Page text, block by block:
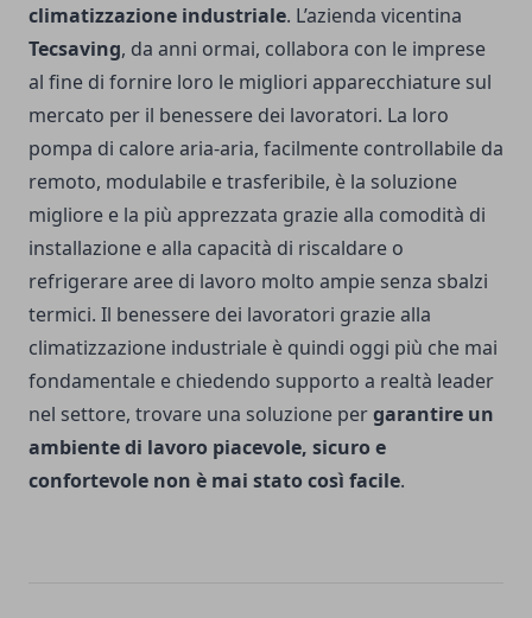
climatizzazione industriale. L’azienda vicentina
Tecsaving, da anni ormai, collabora con le imprese
al fine di fornire loro le migliori apparecchiature sul
mercato per il benessere dei lavoratori. La loro
pompa di calore aria-aria, facilmente controllabile da
remoto, modulabile e trasferibile, è la soluzione
migliore e la più apprezzata grazie alla comodità di
installazione e alla capacità di riscaldare o
refrigerare aree di lavoro molto ampie senza sbalzi
termici. Il benessere dei lavoratori grazie alla
climatizzazione industriale è quindi oggi più che mai
fondamentale e chiedendo supporto a realtà leader
nel settore, trovare una soluzione pergarantire un
ambiente di lavoro piacevole, sicuro e
confortevole non è mai stato così facile.